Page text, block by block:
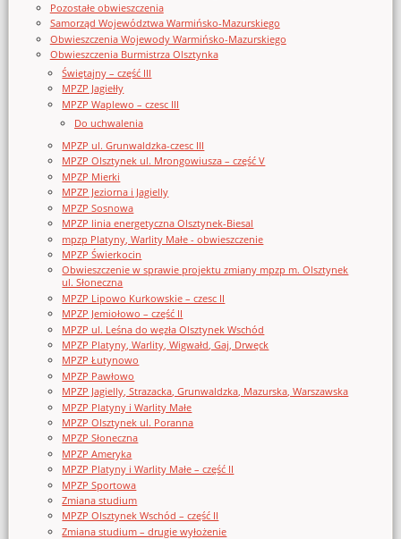
Pozostałe obwieszczenia
Samorząd Województwa Warmińsko-Mazurskiego
Obwieszczenia Wojewody Warmińsko-Mazurskiego
Obwieszczenia Burmistrza Olsztynka
Świętajny – część III
MPZP Jagiełły
MPZP Waplewo – czesc III
Do uchwalenia
MPZP ul. Grunwaldzka-czesc III
MPZP Olsztynek ul. Mrongowiusza – część V
MPZP Mierki
MPZP Jeziorna i Jagielly
MPZP Sosnowa
MPZP linia energetyczna Olsztynek-Biesal
mpzp Platyny, Warlity Małe - obwieszczenie
MPZP Świerkocin
Obwieszczenie w sprawie projektu zmiany mpzp m. Olsztynek
ul. Słoneczna
MPZP Lipowo Kurkowskie – czesc II
MPZP Jemiołowo – część II
MPZP ul. Leśna do węzła Olsztynek Wschód
MPZP Platyny, Warlity, Wigwałd, Gaj, Drwęck
MPZP Łutynowo
MPZP Pawłowo
MPZP Jagielly, Strazacka, Grunwaldzka, Mazurska, Warszawska
MPZP Platyny i Warlity Małe
MPZP Olsztynek ul. Poranna
MPZP Słoneczna
MPZP Ameryka
MPZP Platyny i Warlity Małe – część II
MPZP Sportowa
Zmiana studium
MPZP Olsztynek Wschód – część II
Zmiana studium – drugie wyłożenie